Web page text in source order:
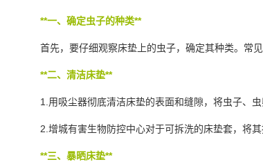
**一、确定虫子的种类**
首先，要仔细观察床垫上的虫子，确定其种类。常
**二、清洁床垫**
1.用吸尘器彻底清洁床垫的表面和缝隙，将虫子、
2.增城有害生物防控中心对于可拆洗的床垫套，将
**三、暴晒床垫**